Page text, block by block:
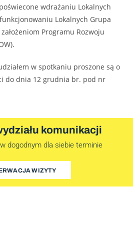
wdrażaniu Lokalnych
Lokalnych Grupa
Programu Rozwoju
w spotkaniu proszone są o
do dnia 12 grudnia br. pod nr
komunikacji
dogodnym dla siebie terminie
WIZYTY